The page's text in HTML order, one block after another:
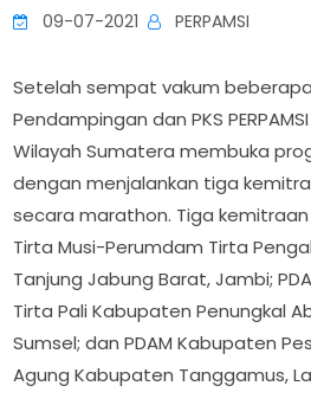
09-07-2021 PERPAMSI
Setelah sempat vakum
Pendampingan dan PKS
Wilayah Sumatera membuka
dengan menjalankan tiga
secara marathon. Tiga
Tirta Musi-Perumdam Tirta
Tanjung Jabung Barat, Jambi;
Tirta Pali Kabupaten Penungkal
Sumsel; dan PDAM Kabupaten
Agung Kabupaten Tanggamus,